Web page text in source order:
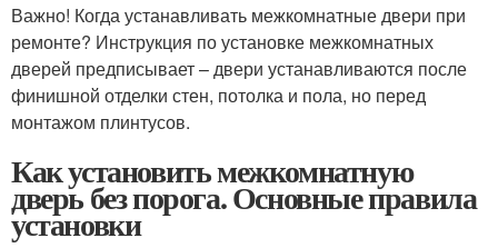
Важно! Когда устанавливать межкомнатные двери при
ремонте? Инструкция по установке межкомнатных
дверей предписывает – двери устанавливаются после
финишной отделки стен, потолка и пола, но перед
монтажом плинтусов.
Как установить межкомнатную
дверь без порога. Основные правила
установки